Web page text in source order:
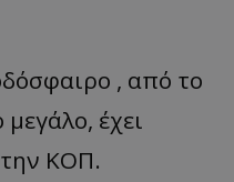
, από το
έχει
ΚΟΠ.